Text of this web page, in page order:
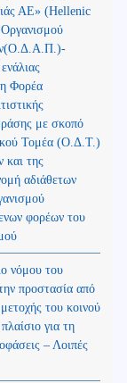
ΑΕ» (Hellenic
Φορέα
με σκοπό
Τομέα (Ο.Δ.Τ.)
και της
αδιάθετων
φορέων του
νόμου του
προστασία από
του κοινού
για τη
– Λοιπές